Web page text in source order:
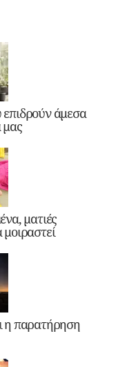
άμεσα
μας
ματιές
η παρατήρηση